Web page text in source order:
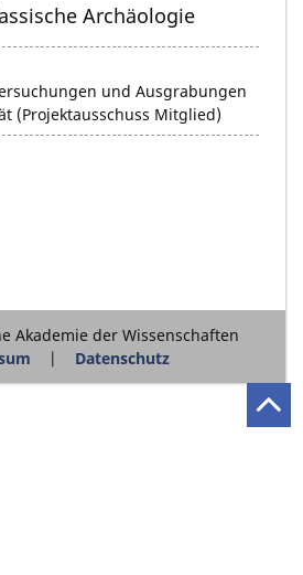
Archäologie
und Ausgrabungen
(Projektausschuss Mitglied)
Akademie der Wissenschaften
Datenschutz